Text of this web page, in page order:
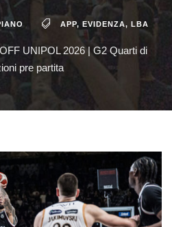
APP, EVIDENZA, LBA
UNIPOL 2026 | G2 Quarti di
pre partita